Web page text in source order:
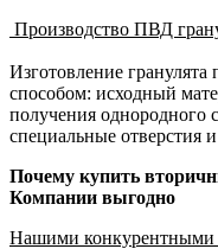
Производство ПВД
Изготовление
способом: исходный
получения однородного
специальные отверстия
Почему купить
Компании выгодно
Нашими конкурентными